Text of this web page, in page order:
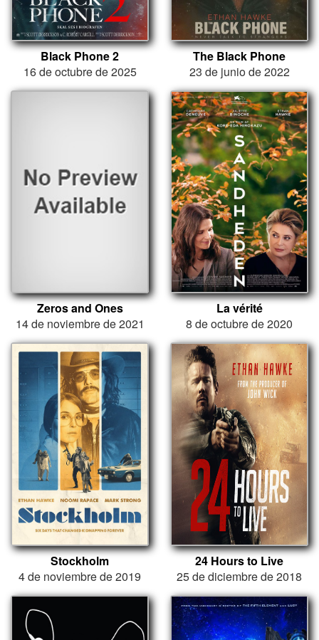
Black Phone 2
16 de octubre de 2025
The Black Phone
23 de junio de 2022
Zeros and Ones
14 de noviembre de 2021
La vérité
8 de octubre de 2020
Stockholm
4 de noviembre de 2019
24 Hours to Live
25 de diciembre de 2018